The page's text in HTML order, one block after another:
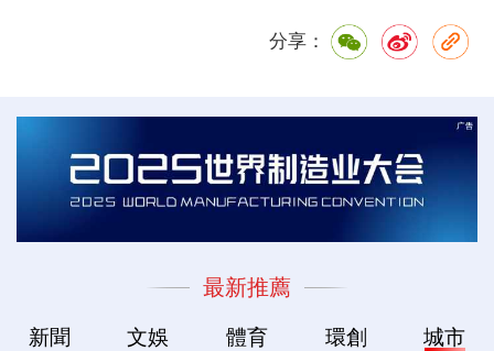
分享：
最新推薦
新聞 文娛 體育 環創 城市